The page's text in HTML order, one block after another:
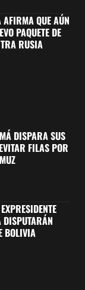
AFIRMA QUE AÚN
PAQUETE DE
RUSIA
DISPARA SUS
FILAS POR
DISPUTARÁN
BOLIVIA